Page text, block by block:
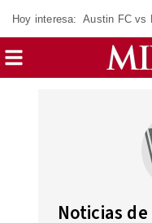
Hoy interesa: Austin FC vs
Noticias